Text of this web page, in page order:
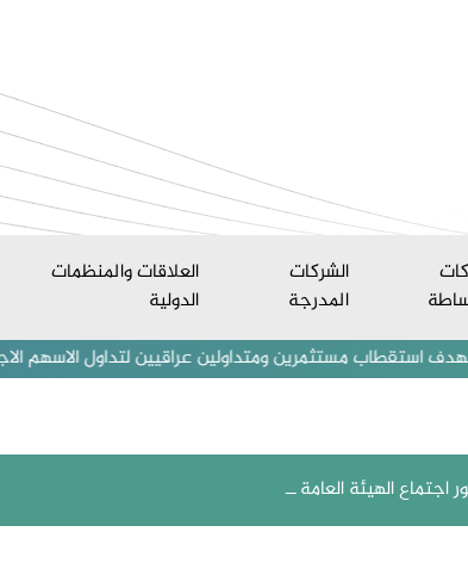
الشركات
المدرجة
العلاقات والمنظمات
الدولية
مستثمرين ومتداولين عراقيين لتداول الاسهم الاجنبية
الهيئة العامة ــ